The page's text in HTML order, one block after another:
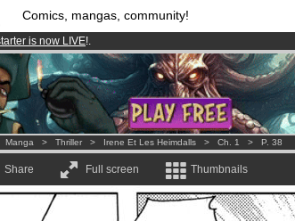
Comics, mangas, community!
is now LIVE!.
membersand 1000comics & mangas!.
from3.95 euros per month !Get membership now
Manga > Thriller > Irene Et Les Heimdalls > Ch. 1 > P. 38
Share Full screen Thumbnails